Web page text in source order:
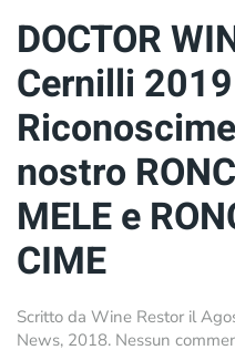
DOCTOR
Cernilli
nostro
MELE e
CIME
Scritto da Wine Restor il
News, 2018. Nessun